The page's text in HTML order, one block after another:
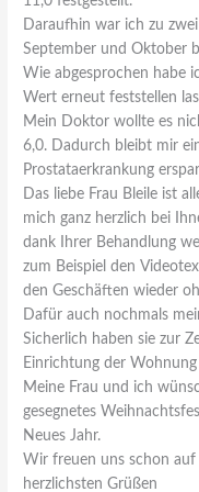
Daraufhin war ich zu
September und Oktober
Wie abgesprochen habe
Wert erneut feststellen
Mein Doktor wollte es
6,0. Dadurch bleibt mir
Prostataerkrankung
Das liebe Frau Bleile ist
mich ganz herzlich bei
dank Ihrer Behandlung
zum Beispiel den
den Geschäften wieder
Dafür auch nochmals
Sicherlich haben sie zur
Einrichtung der
Meine Frau und ich
gesegnetes
Neues Jahr.
Wir freuen uns schon
herzlichsten Grüßen